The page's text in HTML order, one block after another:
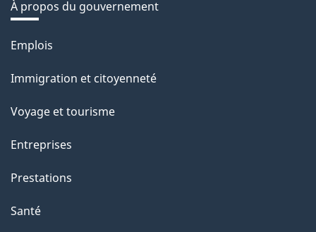
À propos du gouvernement
Thèmes
sujets
Emplois
Immigration et citoyenneté
Voyage et tourisme
Entreprises
Prestations
Santé